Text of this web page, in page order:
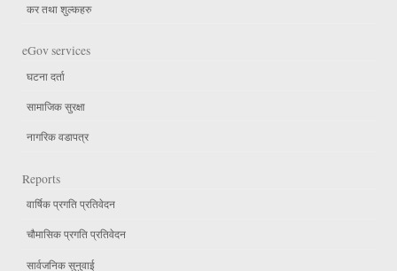
कर तथा शुल्कहरु
eGov services
घटना दर्ता
सामाजिक सुरक्षा
नागरिक वडापत्र
Reports
वार्षिक प्रगति प्रतिवेदन
चौमासिक प्रगति प्रतिवेदन
सार्वजनिक सुनुवाई